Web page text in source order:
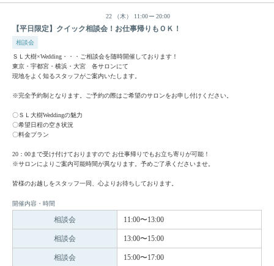
22 （木） 11:00 20:00
【平日限定】クイック相談会！お仕事帰りもＯＫ！
相談会
ＳＬ大樹×Wedding・・・ご相談会を随時開催しております！
東京・宇都宮・横浜・大宮 各サロンにて
現地をよく知るスタッフがご案内いたします。
※完全予約制となります。ご予約の際はご希望のサロンをお申し付けください。
〇ＳＬ大樹Weddingの魅力
〇希望日程の空き状況
〇料金プラン
20：00まで受け付けておりますので お仕事帰りでもお立ち寄りが可能！
※サロンによりご案内可能時間が異なります。予めご了承くださいませ。
皆様のお越しをスタッフ一同、心よりお待ちしております。
開催内容・時間
相談会 11:00〜13:00
相談会 13:00〜15:00
相談会 15:00〜17:00